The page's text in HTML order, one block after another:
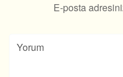
E-posta